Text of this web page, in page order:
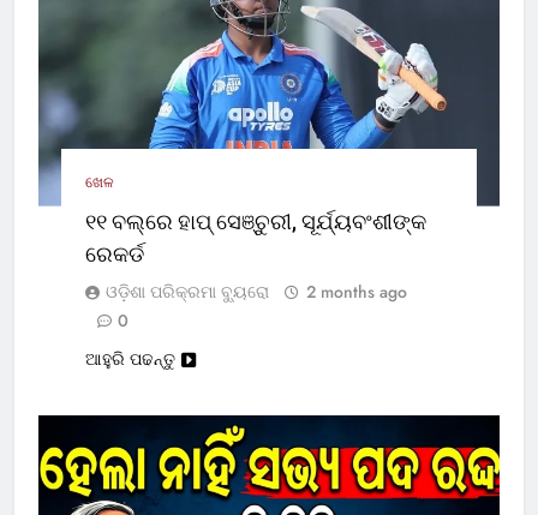
ଖେଳ
୧୧ ବଲ୍‌ରେ ହାପ୍ ସେଞ୍ଚୁରୀ, ସୂର୍ଯ୍ୟବଂଶୀଙ୍କ
ରେକର୍ଡ
ଓଡ଼ିଶା ପରିକ୍ରମା ବ୍ୟୁରୋ
2 months ago
0
ଆହୁରି ପଢନ୍ତୁ